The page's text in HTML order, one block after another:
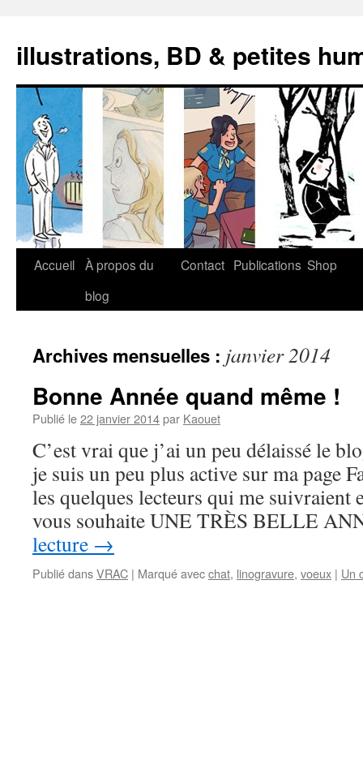
illustrations, BD & petites
Aller
Accueil À propos du
blog
Contact Publications Shop
Archives mensuelles : janvier 2014
Bonne Année quand même !
Publié le22 janvier 2014par Kaouet
C’est vrai que j’ai un peu délaissé le
je suis un peu plus active sur ma page
les quelques lecteurs qui me suivraient
vous souhaite UNE TRÈS BELLE
lecture →
Publié dansVRAC | Marqué avecchat, linogravure, voeux | Un